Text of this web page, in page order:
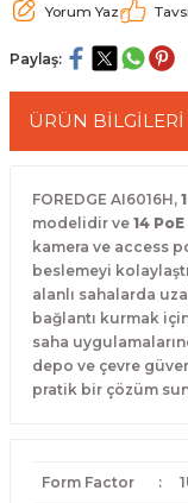
Yorum Yaz
Paylaş:
ÜRÜN BİLGİLERİ
FOREDGE AI6016H,
modelidir ve 14
kamera ve access
beslemeyi
alanlı sahalarda
bağlantı kurmak
saha
depo ve çevre
pratik bir çözüm
Form Factor :